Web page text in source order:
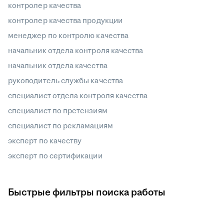
контролер качества
контролер качества продукции
менеджер по контролю качества
начальник отдела контроля качества
начальник отдела качества
руководитель службы качества
специалист отдела контроля качества
специалист по претензиям
специалист по рекламациям
эксперт по качеству
эксперт по сертификации
Быстрые фильтры поиска работы